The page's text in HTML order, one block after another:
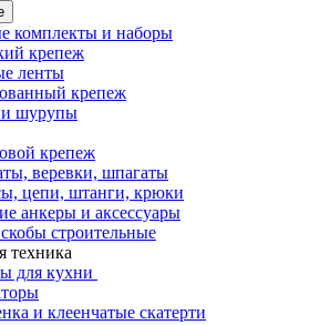
комплекты и наборы
крепеж
ленты
крепеж
шурупы
крепеж
веревки, шпагаты
цепи, штанги, крюки
анкеры и аксессуары
строительные
техника
для кухни
и клеенчатые скатерти